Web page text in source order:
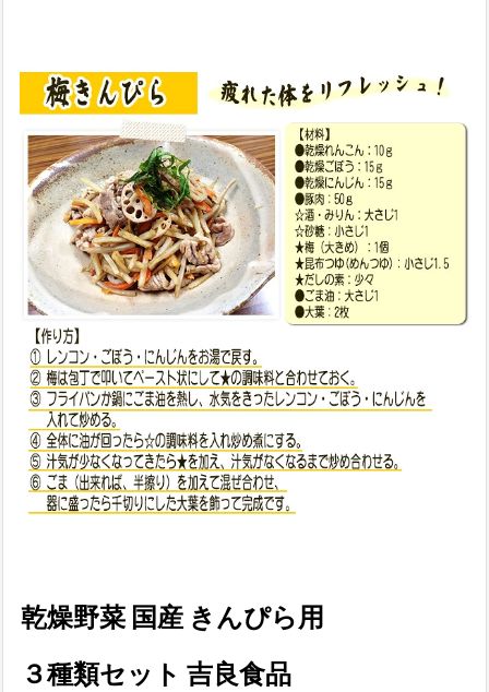
乾燥野菜 国産 きんぴら用
３種類セット 吉良食品